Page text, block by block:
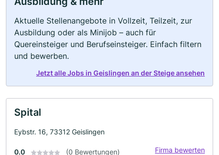
Aktuelle Stellenangebote in Vollzeit, Teilzeit, zur
Ausbildung oder als Minijob – auch für
Quereinsteiger und Berufseinsteiger. Einfach filtern
und bewerben.
Jetzt alle Jobs in Geislingen an der Steige ansehen
Spital
Eybstr. 16, 73312 Geislingen
0.0 (0 Bewertungen) Firma bewerten